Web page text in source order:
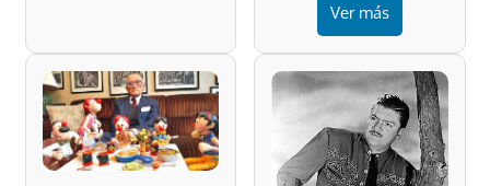
Ver más